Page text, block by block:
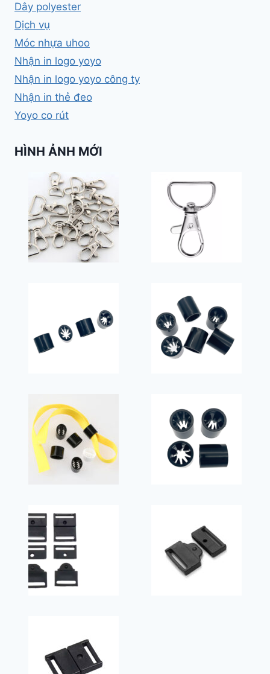
Dây polyester
Dịch vụ
Móc nhựa uhoo
Nhận in logo yoyo
Nhận in logo yoyo công ty
Nhận in thẻ đeo
Yoyo co rút
HÌNH ẢNH MỚI